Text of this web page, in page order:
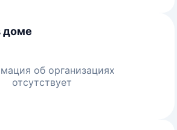
доме
об организациях
отсутствует